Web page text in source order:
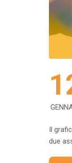
Il
due